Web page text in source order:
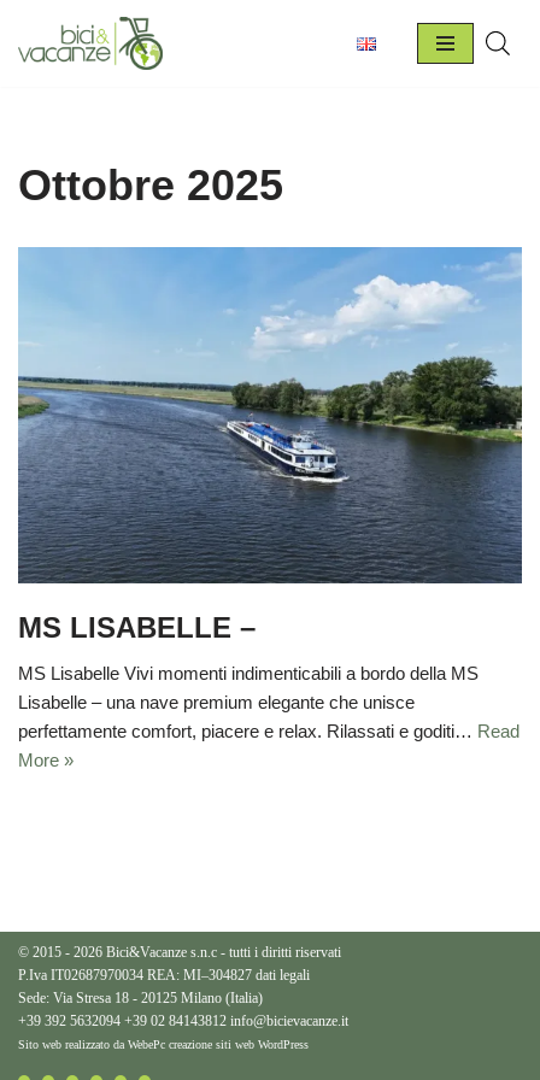
Vai
Ottobre 2025
MS LISABELLE –
MS Lisabelle Vivi momenti indimenticabili a bordo della MS
Lisabelle – una nave premium elegante che unisce
perfettamente comfort, piacere e relax. Rilassati e goditi… Read
More »
© 2015 - 2026 Bici&Vacanze s.n.c - tutti i diritti riservati
P.Iva IT02687970034 REA: MI–304827 dati legali
Sede: Via Stresa 18 - 20125 Milano (Italia)
+39 392 5632094 +39 02 84143812 info@bicievacanze.it
Sito web realizzato da WebePc creazione siti web WordPress